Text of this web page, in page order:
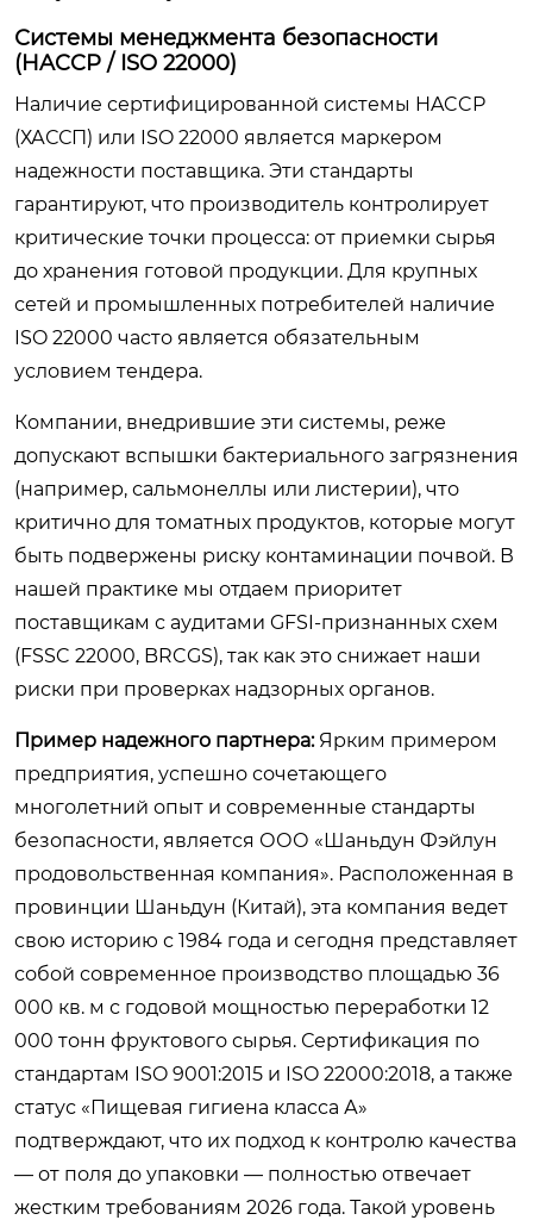
Системы менеджмента безопасности
(HACCP / ISO 22000)
Наличие сертифицированной системы HACCP
(ХАССП) или ISO 22000 является маркером
надежности поставщика. Эти стандарты
гарантируют, что производитель контролирует
критические точки процесса: от приемки сырья
до хранения готовой продукции. Для крупных
сетей и промышленных потребителей наличие
ISO 22000 часто является обязательным
условием тендера.
Компании, внедрившие эти системы, реже
допускают вспышки бактериального загрязнения
(например, сальмонеллы или листерии), что
критично для томатных продуктов, которые могут
быть подвержены риску контаминации почвой. В
нашей практике мы отдаем приоритет
поставщикам с аудитами GFSI-признанных схем
(FSSC 22000, BRCGS), так как это снижает наши
риски при проверках надзорных органов.
Пример надежного партнера:Ярким примером
предприятия, успешно сочетающего
многолетний опыт и современные стандарты
безопасности, является ООО «Шаньдун Фэйлун
продовольственная компания». Расположенная в
провинции Шаньдун (Китай), эта компания ведет
свою историю с 1984 года и сегодня представляет
собой современное производство площадью 36
000 кв. м с годовой мощностью переработки 12
000 тонн фруктового сырья. Сертификация по
стандартам ISO 9001:2015 и ISO 22000:2018, а также
статус «Пищевая гигиена класса А»
подтверждают, что их подход к контролю качества
— от поля до упаковки — полностью отвечает
жестким требованиям 2026 года. Такой уровень